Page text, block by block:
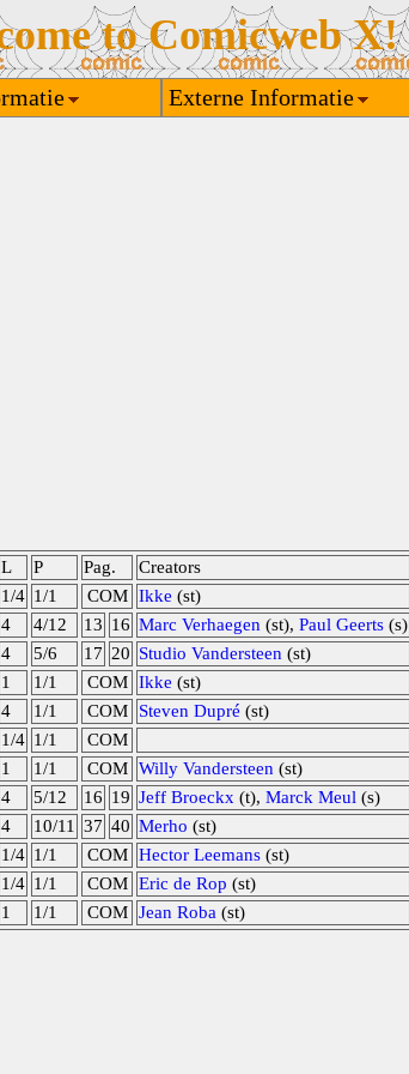
to Comicweb X!
Externe Informatie
L P Pag. Creators
1/4 1/1 COM Ikke (st)
4 4/12 13 16 Marc Verhaegen (st), Paul Geerts (s)
4 5/6 17 20 Studio Vandersteen (st)
1 1/1 COM Ikke (st)
4 1/1 COM Steven Dupré (st)
1/4 1/1
COM
1 1/1 COM Willy Vandersteen (st)
4 5/12 16 19 Jeff Broeckx (t), Marck Meul (s)
4 10/11 37 40 Merho (st)
1/4 1/1 COM Hector Leemans (st)
1/4 1/1 COM Eric de Rop (st)
1 1/1 COM Jean Roba (st)